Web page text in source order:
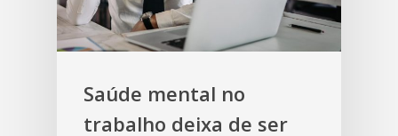
Saúde mental no
trabalho deixa de ser